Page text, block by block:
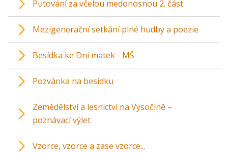
Putování za včelou medonosnou 2. část
Mezigenerační setkání plné hudby a poezie
Besídka ke Dni matek - MŠ
Pozvánka na besídku
Zemědělství a lesnictví na Vysočině –
poznávací výlet
Vzorce, vzorce a zase vzorce...